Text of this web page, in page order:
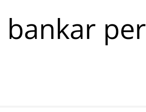
Folkefinansiering
Kryptoeiendelsloven (MiCA)
Overtakelsestilbudper